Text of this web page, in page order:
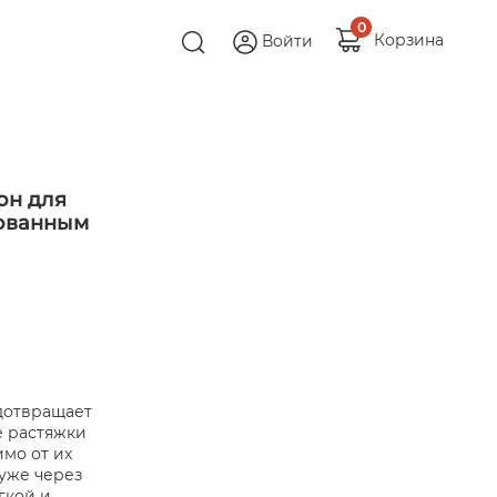
Войти
0
Корзина
для
растяжки
от их
через